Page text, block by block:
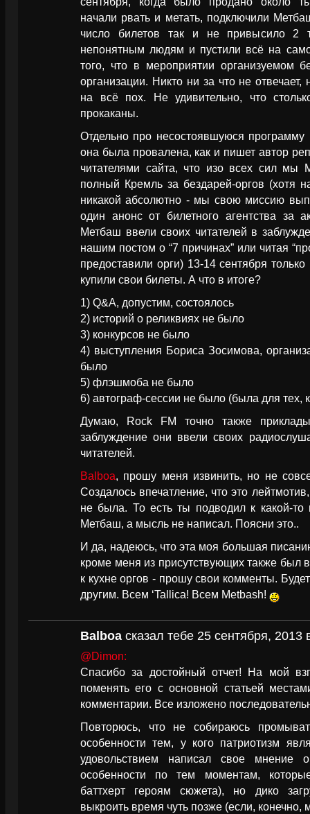
начали рвать и метать, подключили
число билетов так и не привысило 2
непонятным людям и пустили всё на
того, что в мероприятии организуемом
организации. Никто ни за что не
на всё пох. Не удивительно, что
прокаканы.
Отдельно про несостоявшуюся программу
она была провалена, как и пишет автор
читателями сайта, что изо всех сил мы
полный Кремль за бездарей-оргов (хотя
никакой абсолютно - мы свою миссию
один анонс от билетного агентства за
Метбаш ввели своих читателей в
нашим постом о “7 причинах” или читая
предоставили орги) 13-14 сентября
купили свои билеты. А что в итоге?
1) Q&A, допустим, состоялось
2) историй о реликвиях не было
3) конкурсов не было
4) выступления Бориса Зосимова,
было
5) флэшмоба не было
6) автограф-сессии не было (была для тех,
Думаю, Rock FM точно также
заблуждение они ввели своих
читателей.
Balboa, прошу меня извинить, но не
Создалось впечатление, что это
не была. То есть ты подводил к какой-
Метбаш, а мысль не написал. Поясни это..
И да, надеюсь, что эта моя большая
кроме меня из присутствующих также был
к кухне оргов - прошу свои комменты.
другим. Всем ‘Tallica! Всем Metbash!
Balboa сказал тебе 25 сентября, 2013
@Dimon:
Спасибо за достойный отчет! На мой
поменять его с основной статьей
комментарии. Все изложено
Повторюсь, что не собираюсь
особенности тем, у кого патриотизм
удовольствием написал свое мнение
особенности по тем моментам,
баттхерт героям сюжета), но дико
выкроить время чуть позже (если, конечно,